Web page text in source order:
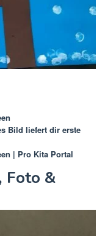
Bild liefert dir erste
| Pro Kita Portal
Foto &